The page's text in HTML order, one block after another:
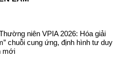
niên VPIA 2026: Hóa giải
chuỗi cung ứng, định hình tư duy
mới